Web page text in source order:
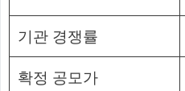
기관 경쟁률
확정 공모가